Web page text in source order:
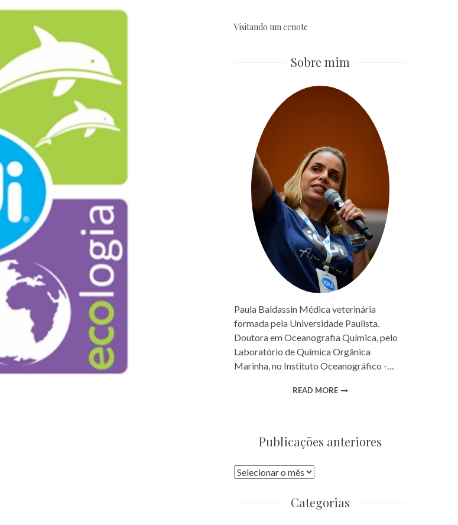
Visitando um cenote
Sobre mim
Paula Baldassin Médica veterinária
formada pela Universidade Paulista.
Doutora em Oceanografia Química, pelo
Laboratório de Química Orgânica
Marinha, no Instituto Oceanográfico -…
READ MORE
Publicações anteriores
Publicações
Categorias